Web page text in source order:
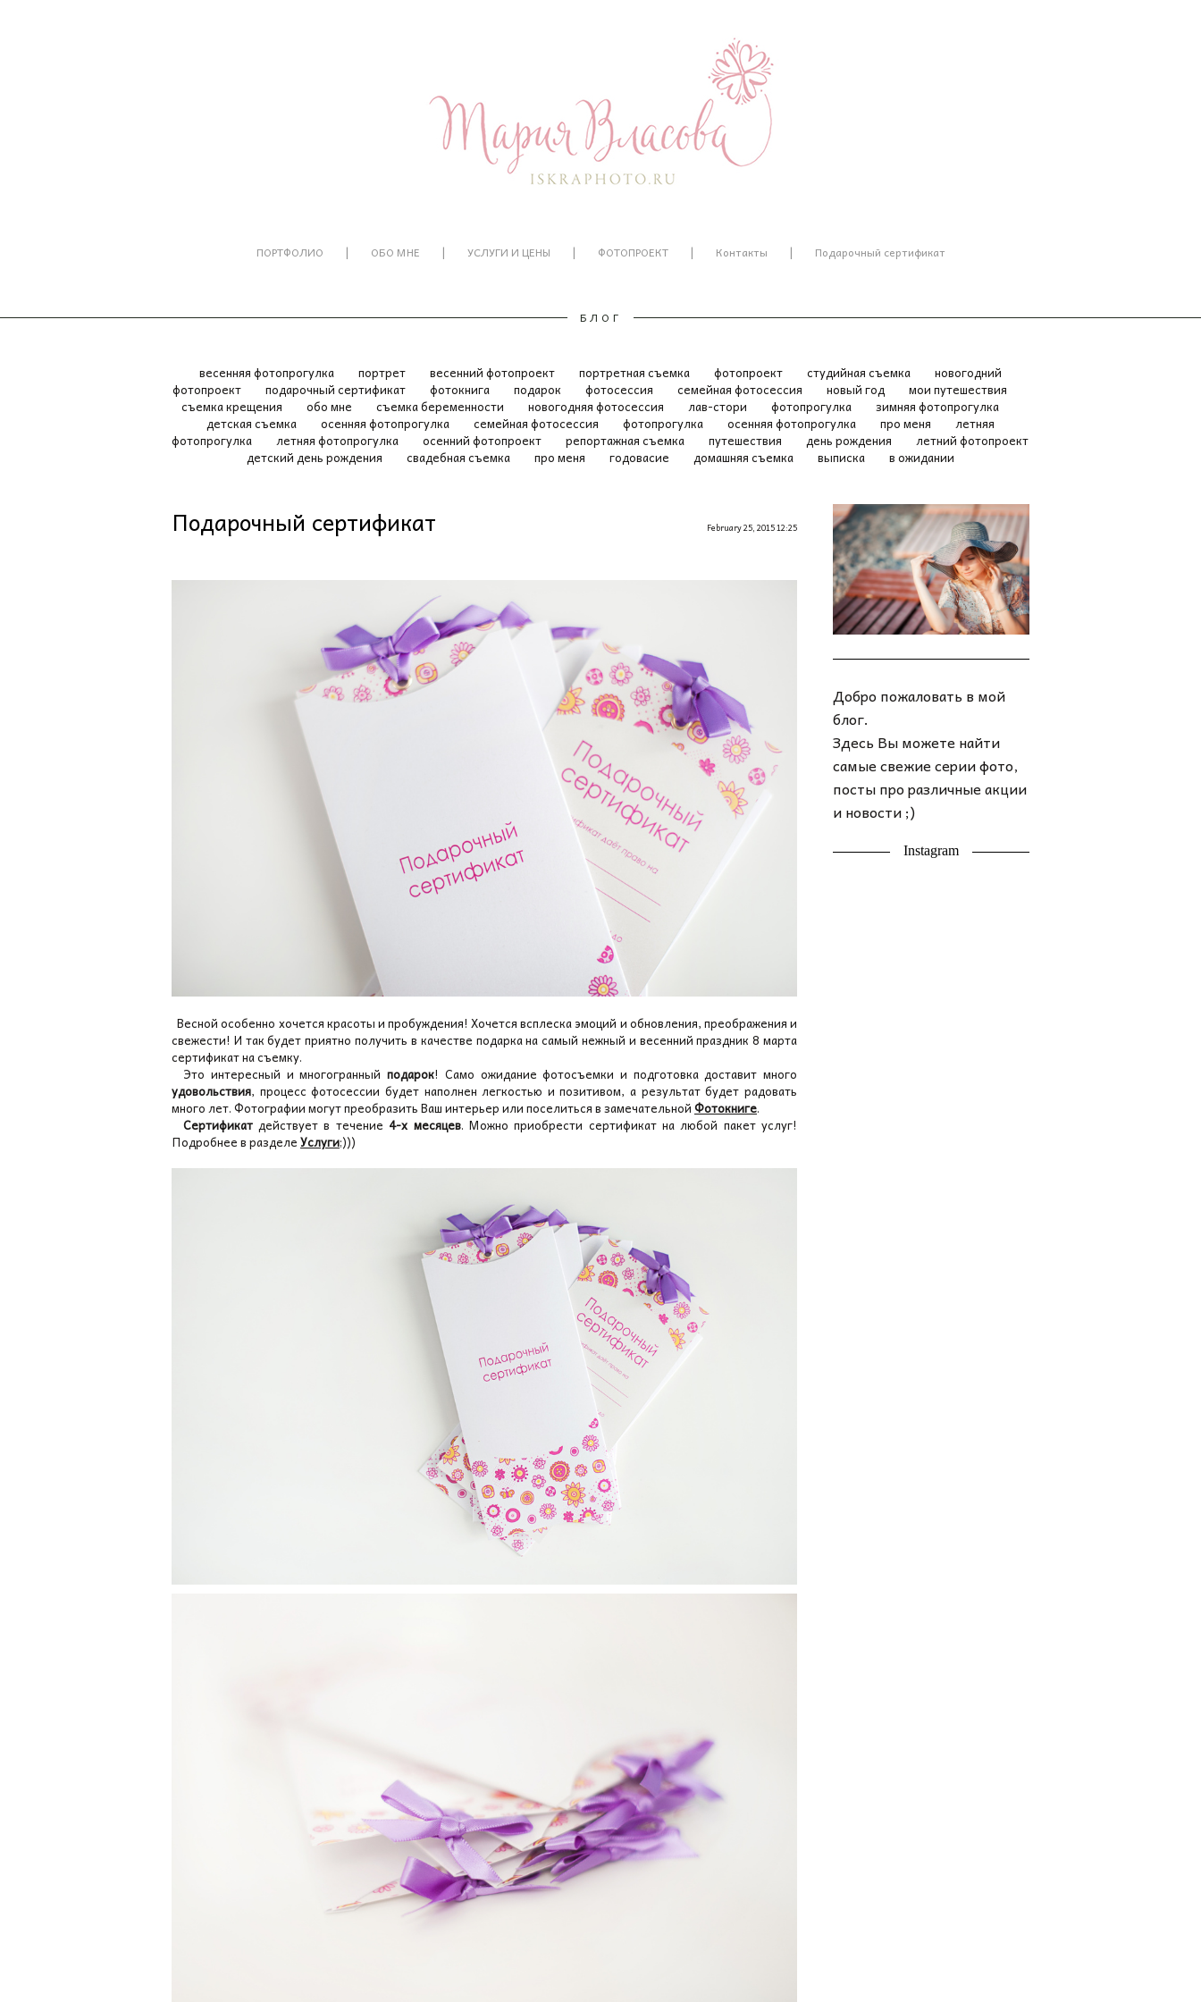
ПОРТФОЛИО | ОБО МНЕ | УСЛУГИ И ЦЕНЫ | ФОТОПРОЕКТ | Контакты | Подарочный сертификат
БЛОГ
весенняя фотопрогулка портрет весенний фотопроект портретная съемка фотопроект студийная съемка
новогодний
фотопроект
подарочный сертификат фотокнига подарок фотосессия семейная фотосессия новый год
мои путешествия
съемка крещения
обо мне съемка беременности новогодняя фотосессия лав-стори фотопрогулка
зимняя фотопрогулка
детская съемка
осенняя фотопрогулка семейная фотосессия фотопрогулка осенняя фотопрогулка про меня
летняя
фотопрогулка
летняя фотопрогулка осенний фотопроект репортажная съемка путешествия день рождения
летний фотопроект
детский день рождения
свадебная съемка про меня годовасие домашняя съемка выписка в ожидании
Подарочный сертификат February 25, 2015 12:25
Весной особенно хочется красоты и пробуждения! Хочется всплеска эмоций и обновления, преображения и
свежести! И так будет приятно получить в качестве подарка на самый нежный и весенний праздник 8 марта
сертификат на съемку.
Это интересный и многогранныйподарок! Само ожидание фотосъемки и подготовка доставит много
удовольствия, процесс фотосессии будет наполнен легкостью и позитивом, а результат будет радовать
много лет. Фотографии могут преобразить Ваш интерьер или поселиться в замечательнойФотокниге.
Сертификатдействует в течение 4-х месяцев. Можно приобрести сертификат на любой пакет услуг!
Подробнее в разделеУслуги;)))
Добро пожаловать в мой
блог.
Здесь Вы можете найти
самые свежие серии фото,
посты про различные акции
и новости ;)
Instagram